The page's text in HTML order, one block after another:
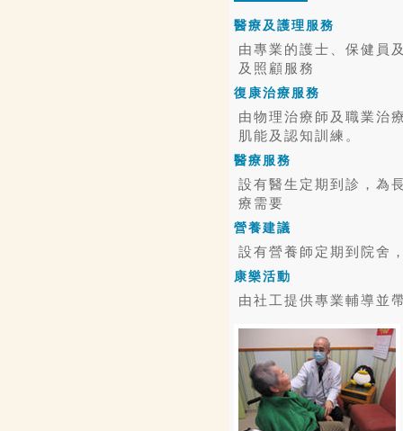
醫療及護理服務
由專業的護士、保健員
及照顧服務
復康治療服務
由物理治療師及職業治
肌能及認知訓練。
醫療服務
設有醫生定期到診，為
療需要
營養建議
設有營養師定期到院舍
康樂活動
由社工提供專業輔導並